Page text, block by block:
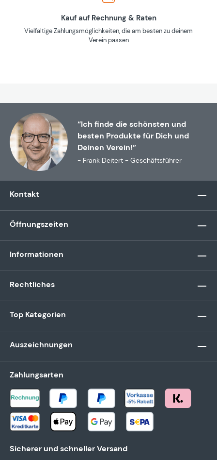
Kauf auf Rechnung & Raten
Vielfältige Zahlungsmöglichkeiten, die am besten zu deinem
Verein passen
“Ich finde die schönsten und
besten Produkte für Dich und
Deinen Verein!”
- Frank Deitert - Geschäftsführer
Kontakt
Öffnungszeiten
Informationen
Rechtliches
Top Kategorien
Auszeichnungen
Zahlungsarten
Sicherer und schneller Versand